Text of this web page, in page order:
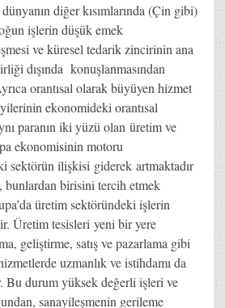
diğer kısımlarında (Çin gibi)
işlerin düşük emek
ve küresel tedarik zincirinin ana
dışında konuşlanmasından
orantısal olarak büyüyen hizmet
ekonomideki orantısal
paranın iki yüzü olan üretim ve
ekonomisinin motoru
sektörün ilişkisi giderek artmaktadır
bunlardan birisini tercih etmek
üretim sektöründeki işlerin
Üretim tesisleri yeni bir yere
geliştirme, satış ve pazarlama gibi
uzmanlık ve istihdamı da
Bu durum yüksek değerli işleri ve
sanayileşmenin gerileme